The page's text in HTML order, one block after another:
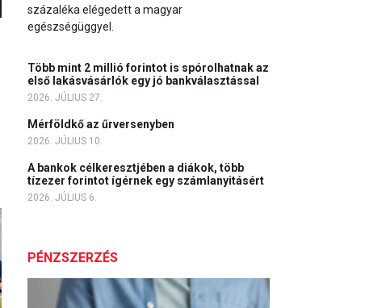
százaléka elégedett a magyar
egészségüggyel.
Több mint 2 millió forintot is spórolhatnak az
első lakásvásárlók egy jó bankválasztással
2026. JÚLIUS 27.
Mérföldkő az űrversenyben
2026. JÚLIUS 10.
A bankok célkeresztjében a diákok, több
tízezer forintot ígérnek egy számlanyitásért
2026. JÚLIUS 6.
PÉNZSZERZÉS